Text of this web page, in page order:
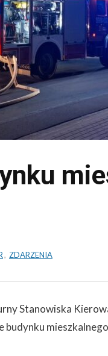
, ZDARZENIA
Stanowiska
budynku